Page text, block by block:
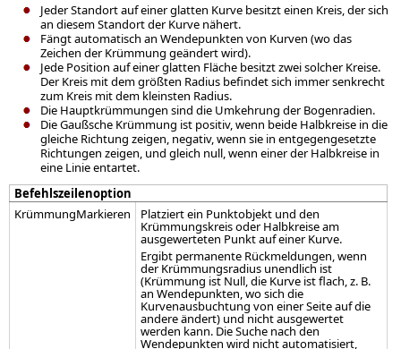
Jeder Standort auf einer glatten Kurve besitzt einen Kreis, der sich
an diesem Standort der Kurve nähert.
Fängt automatisch an Wendepunkten von Kurven (wo das
Zeichen der Krümmung geändert wird).
Jede Position auf einer glatten Fläche besitzt zwei solcher Kreise.
Der Kreis mit dem größten Radius befindet sich immer senkrecht
zum Kreis mit dem kleinsten Radius.
Die Hauptkrümmungen sind die Umkehrung der Bogenradien.
Die Gaußsche Krümmung ist positiv, wenn beide Halbkreise in die
gleiche Richtung zeigen, negativ, wenn sie in entgegengesetzte
Richtungen zeigen, und gleich null, wenn einer der Halbkreise in
eine Linie entartet.
Befehlszeilenoption
KrümmungMarkieren
Platziert ein Punktobjekt und den
Krümmungskreis oder Halbkreise am
ausgewerteten Punkt auf einer Kurve.
Ergibt permanente Rückmeldungen, wenn
der Krümmungsradius unendlich ist
(Krümmung ist Null, die Kurve ist flach, z. B.
an Wendepunkten, wo sich die
Kurvenausbuchtung von einer Seite auf die
andere ändert) und nicht ausgewertet
werden kann. Die Suche nach den
Wendepunkten wird nicht automatisiert,